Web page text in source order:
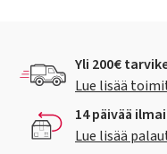
Yli 200€
Lue lisää
14 päivää
Lue lisää